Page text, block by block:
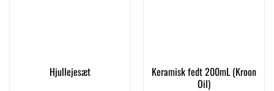
Hjullejesæt
Keramisk fedt 200mL (Kroon
Oil)